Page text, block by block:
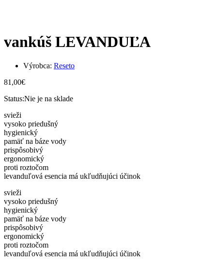
vankúš LEVANDUĽA
Výrobca: Reseto
81,00€
Status:Nie je na sklade
svieži
vysoko priedušný
hygienický
pamäť na báze vody
prispôsobivý
ergonomický
proti roztočom
levanduľová esencia má ukľudňujúci účinok
svieži
vysoko priedušný
hygienický
pamäť na báze vody
prispôsobivý
ergonomický
proti roztočom
levanduľová esencia má ukľudňujúci účinok